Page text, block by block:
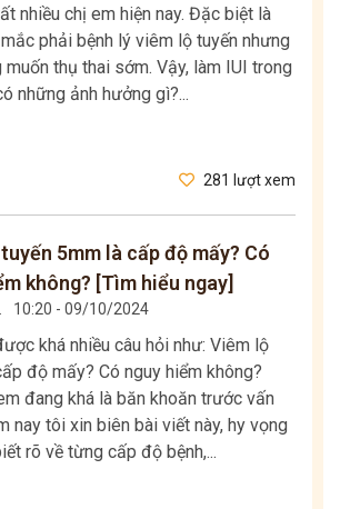
nhiều chị em hiện nay. Đặc biệt là
phải bệnh lý viêm lộ tuyến nhưng
thụ thai sớm. Vậy, làm IUI trong
những ảnh hưởng gì?...
281 lượt xem
5mm là cấp độ mấy? Có
không? [Tìm hiểu ngay]
. 10:20 - 09/10/2024
khá nhiều câu hỏi như: Viêm lộ
độ mấy? Có nguy hiểm không?
đang khá là băn khoăn trước vấn
nay tôi xin biên bài viết này, hy vọng
rõ về từng cấp độ bệnh,...